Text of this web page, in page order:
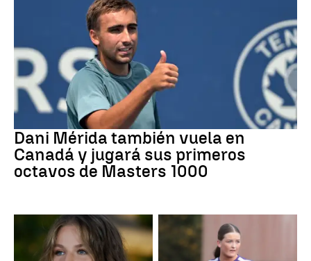
Dani Mérida también vuela en
Canadá y jugará sus primeros
octavos de Masters 1000